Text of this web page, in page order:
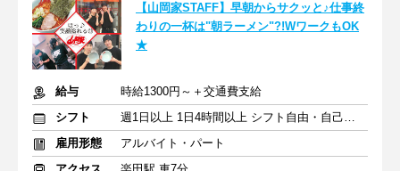
【山岡家STAFF】早朝からサクッと♪仕事終
わりの一杯は"朝ラーメン"?!WワークもOK
★
給与
時給1300円～＋交通費支給
シフト
週1日以上 1日4時間以上 シフト自由・自己申告
雇用形態
アルバイト・パート